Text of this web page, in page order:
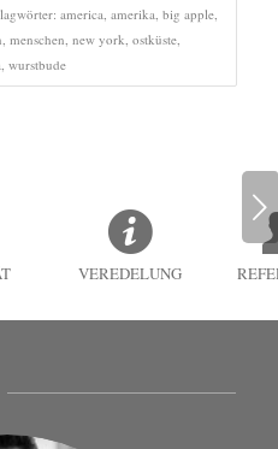
america amerika big apple,
menschen new york ostküste,
wurstbude
VEREDELUNG
Weiter